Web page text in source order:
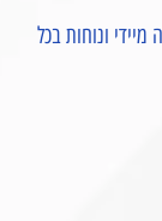
ונוחות בכל